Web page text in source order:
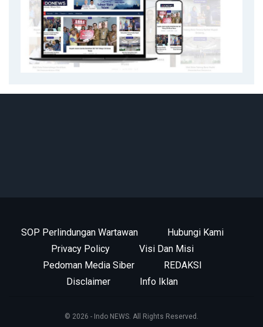
SOP Perlindungan Wartawan
Hubungi Kami
Privacy Policy
Visi Dan Misi
Pedoman Media Siber
REDAKSI
Disclaimer
Info Iklan
© 2026 - Indo NEWS. All Rights Reserved.